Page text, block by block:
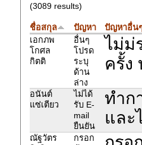
(3089 results)
ชื่อสกุล ปัญหา
ปัญหาอื่น
เอกภพ
โกศล
กิตติ
อื่นๆ
โปรด
ระบุ
ด้าน
ล่าง
ไม่ม่
ครั้ง
อนันต์
แซ่เตียว
ไม่ได้
รับ E-
mail
ยืนยัน
ทำก
และ
ณัฐวัตร
กรอก